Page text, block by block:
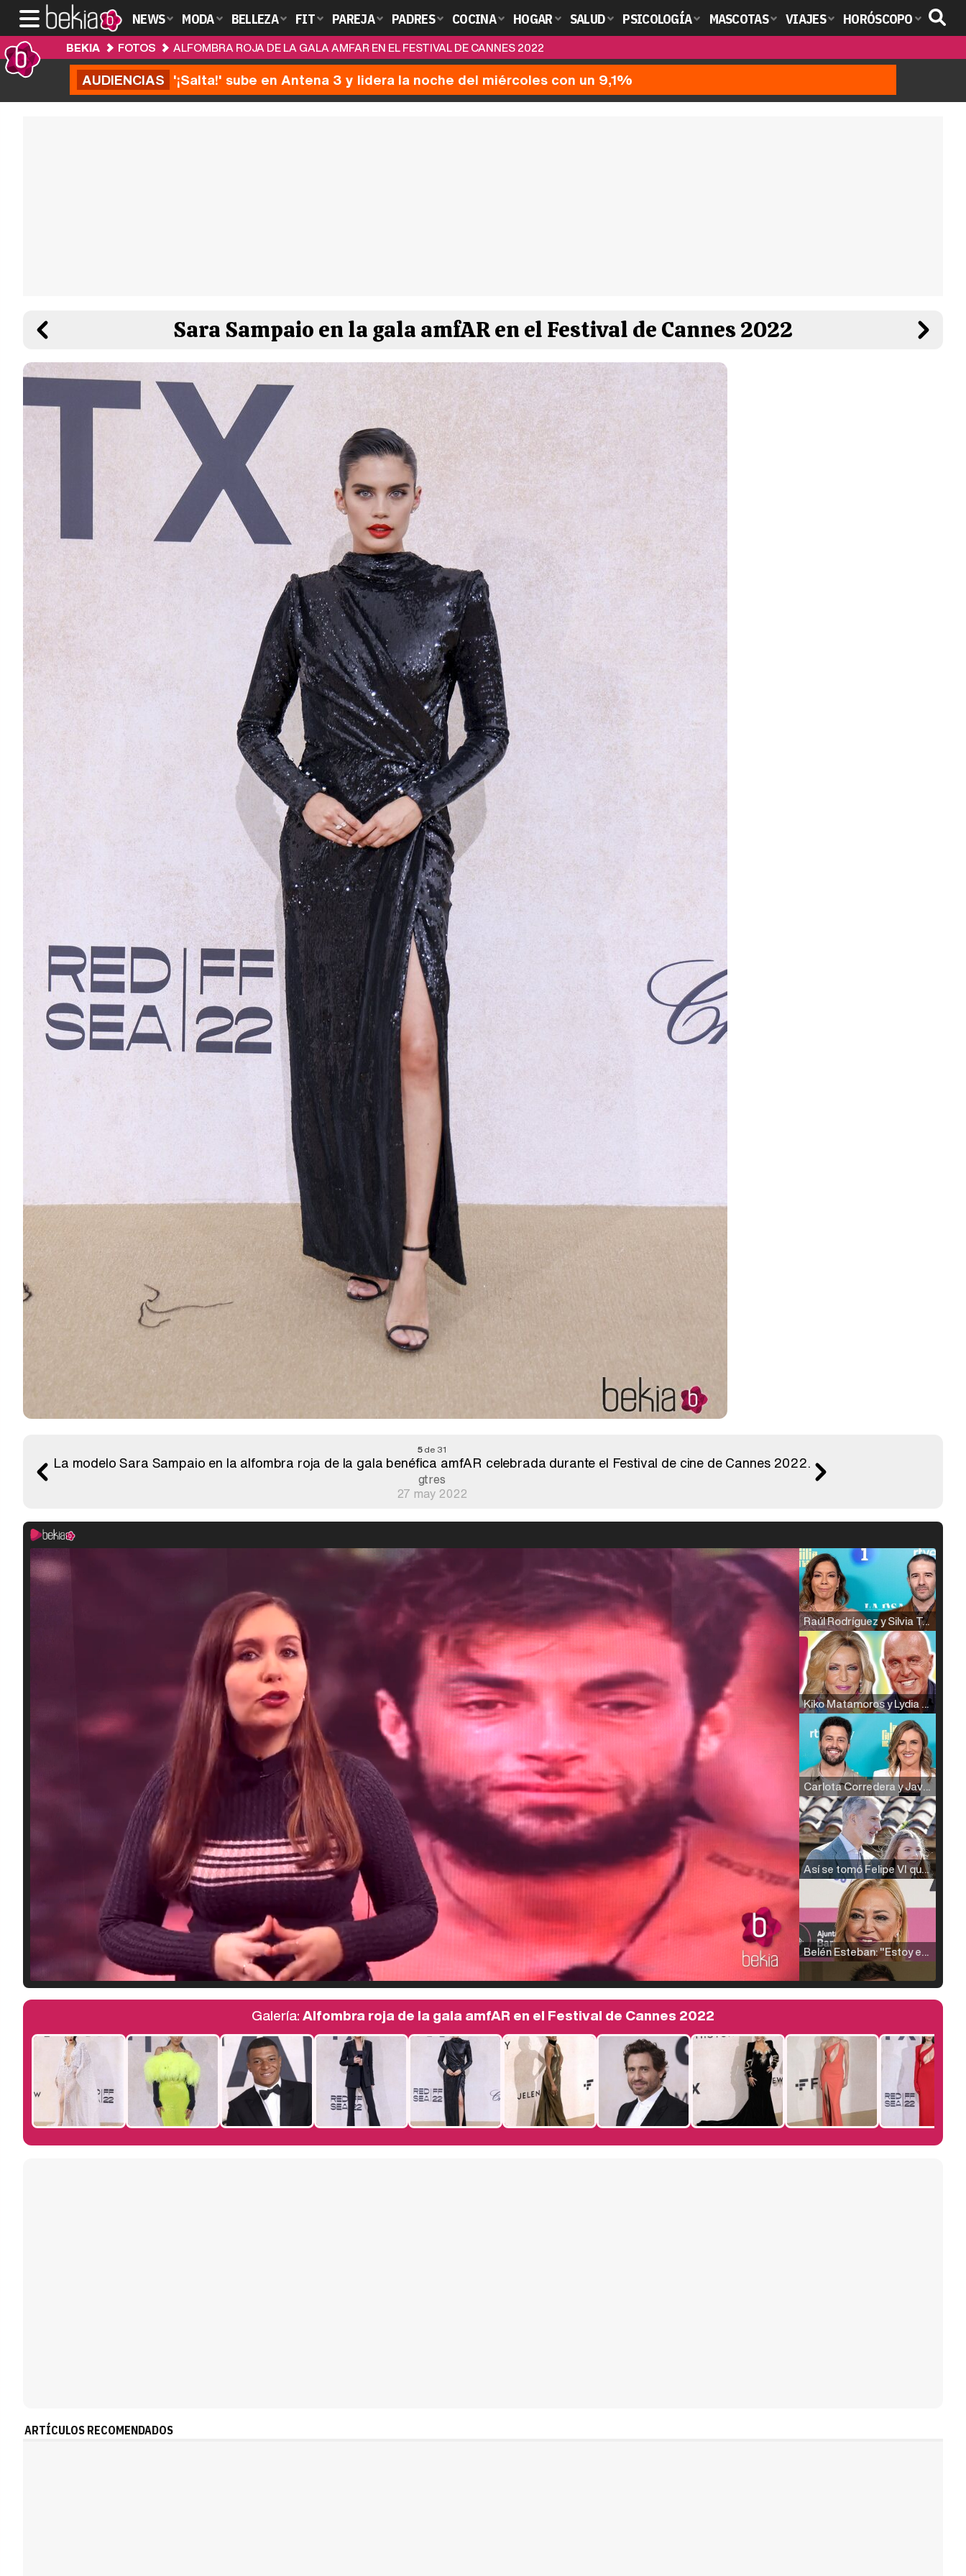
NEWS MODA BELLEZA FIT PAREJA PADRES COCINA HOGAR SALUD PSICOLOGÍA MASCOTAS VIAJES HORÓSCOPO
BEKIA FOTOS ALFOMBRA ROJA DE LA GALA AMFAR EN EL FESTIVAL DE CANNES 2022
AUDIENCIAS '¡Salta!' sube en Antena 3 y lidera la noche del miércoles con un 9,1%
Sara Sampaio en la gala amfAR en el Festival de Cannes 2022
5de 31
La modelo Sara Sampaio en la alfombra roja de la gala benéfica amfAR celebrada durante el Festival de cine de Cannes 2022.
gtres
27 may 2022
Raúl Rodríguez y Silvia Taulés nos cuentan su papel en 'La familia de la tele'
Kiko Matamoros y Lydia Lozano: "Nuestro público es de todas las edades y RTVE tiene un público muy pegado a las novelas, al que tenemos que captar"
Carlota Corredera y Javier de Hoyos: "La tele tiene que representar al público también y aquí están todos los perfiles posibles&quo;
Así se tomó Felipe VI que la Infanta Sofía no quisiera recibir formación militar
Belén Esteban: "Estoy emocionada, muy contenta y muy feliz por llegar a RTVE"
Manu Baqueiro: "Tuve como referente a Bruce Willis en 'Luz de Luna' para mi trabajo en la serie 'Perdiendo el juicio'"
Galería:Alfombra roja de la gala amfAR en el Festival de Cannes 2022
ARTÍCULOS RECOMENDADOS